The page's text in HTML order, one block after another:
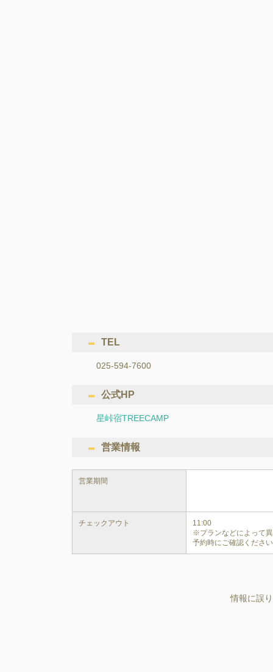
TEL
025-594-7600
公式HP
星峠宿TREECAMP
営業情報
営業期間
チェックアウト
11:00
※プランなどによって
予約時にご確認くださ
情報に誤